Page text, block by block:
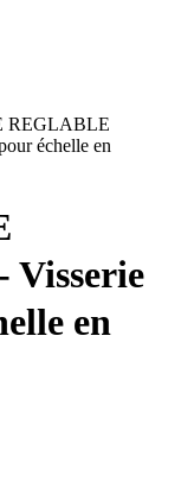
REGLABLE
échelle en
Visserie
en